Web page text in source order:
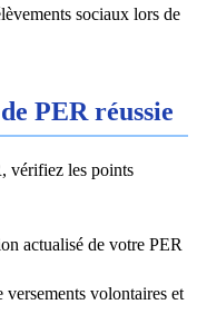
sociaux lors de
PER réussie
vérifiez les points
actualisé de votre PER
volontaires et